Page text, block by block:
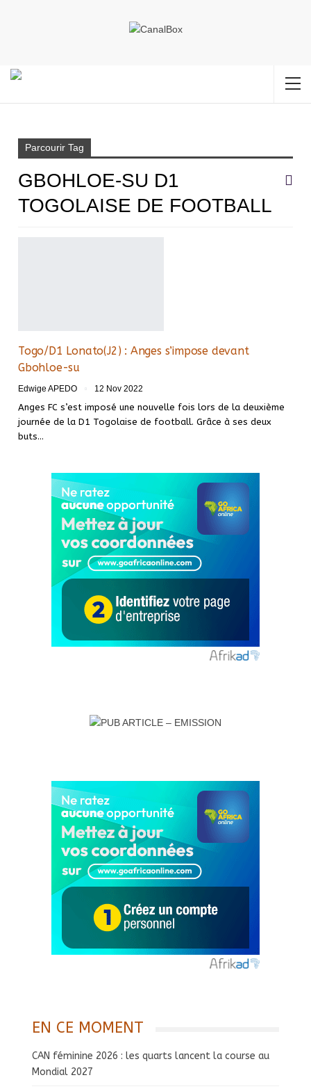
Parcourir Tag
GBOHLOE-SU D1
TOGOLAISE DE FOOTBALL
Togo/D1 Lonato(J2) : Anges s’impose devant
Gbohloe-su
Edwige APEDO 12 Nov 2022
Anges FC s’est imposé une nouvelle fois lors de la deuxième
journée de la D1 Togolaise de football. Grâce à ses deux
buts…
EN CE MOMENT
CAN féminine 2026 : les quarts lancent la course au
Mondial 2027